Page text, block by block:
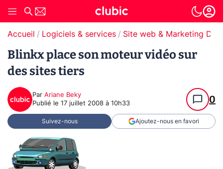
Accueil Logiciels & services Site web & Marketing
Blinkx place son moteur vidéo sur
des sites tiers
Par Ariane Beky
Publié le 17 juillet 2008 à 10h33 0
Suivez-nous Ajoutez-nous en favori